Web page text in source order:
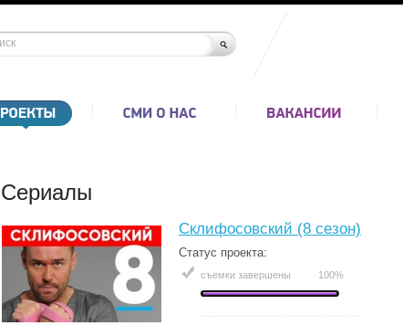
Сериалы
Склифосовский (8 сезон)
Статус проекта:
съемки завершены 100%